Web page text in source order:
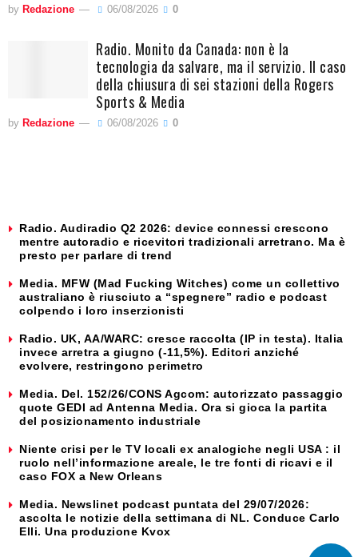
by Redazione 06/08/2026 0
Radio. Monito da Canada: non è la
tecnologia da salvare, ma il servizio. Il caso
della chiusura di sei stazioni della Rogers
Sports & Media
by Redazione 06/08/2026 0
Radio. Audiradio Q2 2026: device connessi crescono
mentre autoradio e ricevitori tradizionali arretrano. Ma è
presto per parlare di trend
Media. MFW (Mad Fucking Witches) come un collettivo
australiano è riusciuto a “spegnere” radio e podcast
colpendo i loro inserzionisti
Radio. UK, AA/WARC: cresce raccolta (IP in testa). Italia
invece arretra a giugno (-11,5%). Editori anziché
evolvere, restringono perimetro
Media. Del. 152/26/CONS Agcom: autorizzato passaggio
quote GEDI ad Antenna Media. Ora si gioca la partita
del posizionamento industriale
Niente crisi per le TV locali ex analogiche negli USA : il
ruolo nell’informazione areale, le tre fonti di ricavi e il
caso FOX a New Orleans
Media. Newslinet podcast puntata del 29/07/2026:
ascolta le notizie della settimana di NL. Conduce Carlo
Elli. Una produzione Kvox